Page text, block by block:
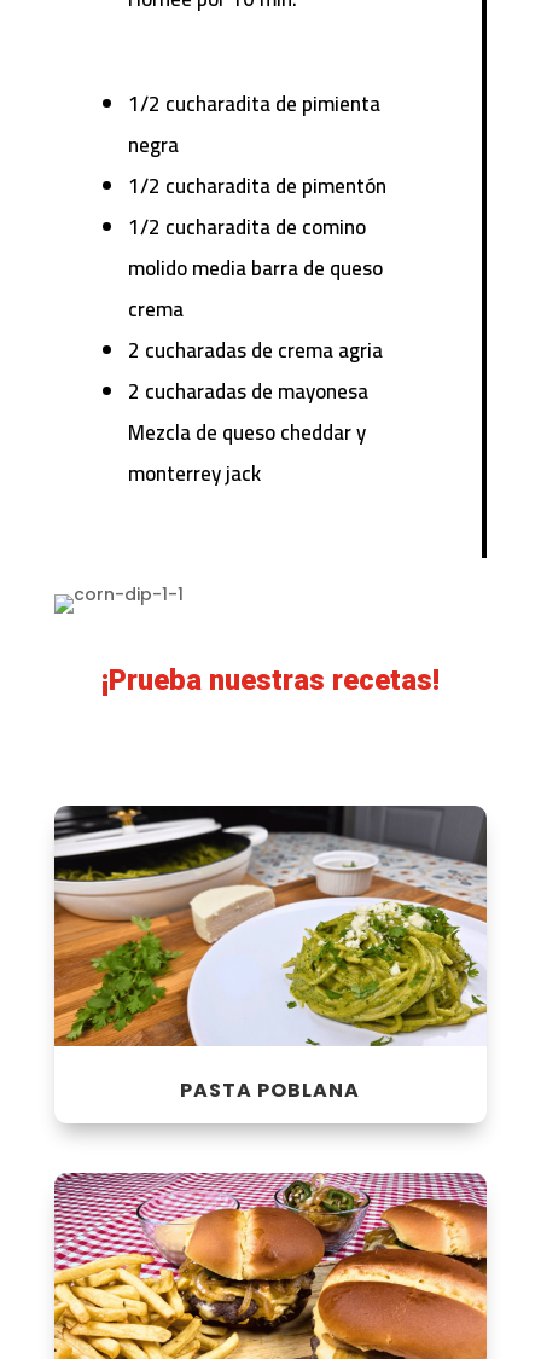
1/2 cucharadita de pimienta
negra
1/2 cucharadita de pimentón
1/2 cucharadita de comino
molido media barra de queso
crema
2 cucharadas de crema agria
2 cucharadas de mayonesa
Mezcla de queso cheddar y
monterrey jack
¡Prueba nuestras recetas!
PASTA POBLANA